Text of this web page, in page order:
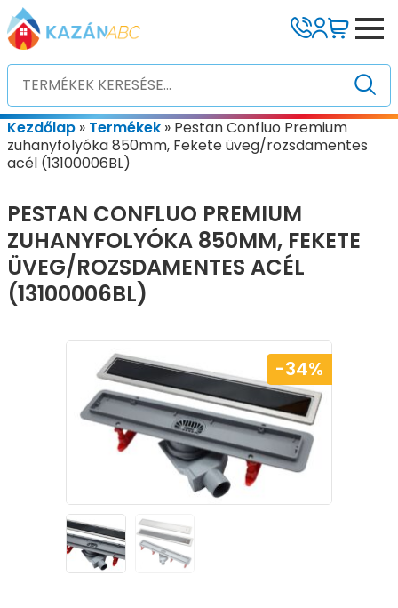
Kezdőlap » Termékek » Pestan Confluo Premium
zuhanyfolyóka 850mm, Fekete üveg/rozsdamentes
acél (13100006BL)
PESTAN CONFLUO PREMIUM
ZUHANYFOLYÓKA 850MM, FEKETE
ÜVEG/ROZSDAMENTES ACÉL
(13100006BL)
-34%